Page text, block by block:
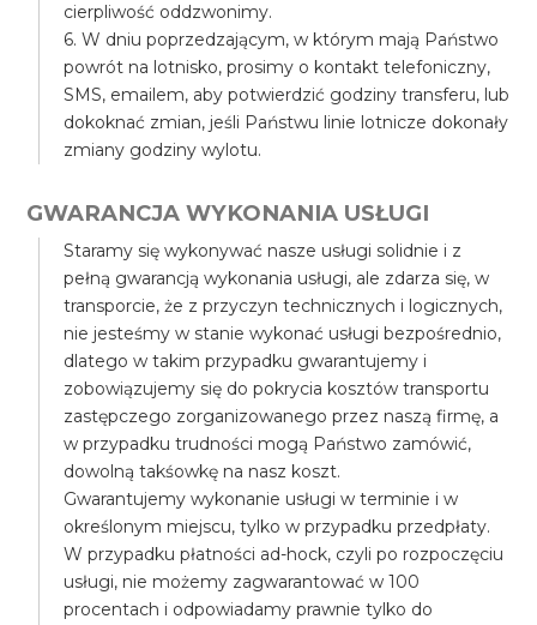
cierpliwość oddzwonimy.
6. W dniu poprzedzającym, w którym mają Państwo
powrót na lotnisko, prosimy o kontakt telefoniczny,
SMS, emailem, aby potwierdzić godziny transferu, lub
dokoknać zmian, jeśli Państwu linie lotnicze dokonały
zmiany godziny wylotu.
GWARANCJA WYKONANIA USŁUGI
Staramy się wykonywać nasze usługi solidnie i z
pełną gwarancją wykonania usługi, ale zdarza się, w
transporcie, że z przyczyn technicznych i logicznych,
nie jesteśmy w stanie wykonać usługi bezpośrednio,
dlatego w takim przypadku gwarantujemy i
zobowiązujemy się do pokrycia kosztów transportu
zastępczego zorganizowanego przez naszą firmę, a
w przypadku trudności mogą Państwo zamówić,
dowolną takśowkę na nasz koszt.
Gwarantujemy wykonanie usługi w terminie i w
określonym miejscu, tylko w przypadku przedpłaty.
W przypadku płatności ad-hock, czyli po rozpoczęciu
usługi, nie możemy zagwarantować w 100
procentach i odpowiadamy prawnie tylko do